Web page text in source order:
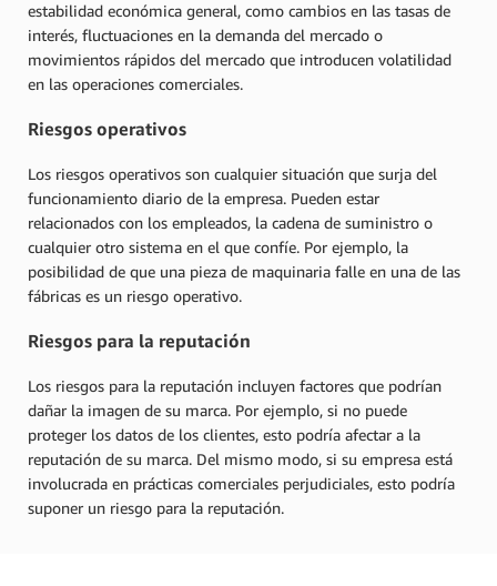
estabilidad económica general, como cambios en las tasas de
interés, fluctuaciones en la demanda del mercado o
movimientos rápidos del mercado que introducen volatilidad
en las operaciones comerciales.
Riesgos operativos
Los riesgos operativos son cualquier situación que surja del
funcionamiento diario de la empresa. Pueden estar
relacionados con los empleados, la cadena de suministro o
cualquier otro sistema en el que confíe. Por ejemplo, la
posibilidad de que una pieza de maquinaria falle en una de las
fábricas es un riesgo operativo.
Riesgos para la reputación
Los riesgos para la reputación incluyen factores que podrían
dañar la imagen de su marca. Por ejemplo, si no puede
proteger los datos de los clientes, esto podría afectar a la
reputación de su marca. Del mismo modo, si su empresa está
involucrada en prácticas comerciales perjudiciales, esto podría
suponer un riesgo para la reputación.